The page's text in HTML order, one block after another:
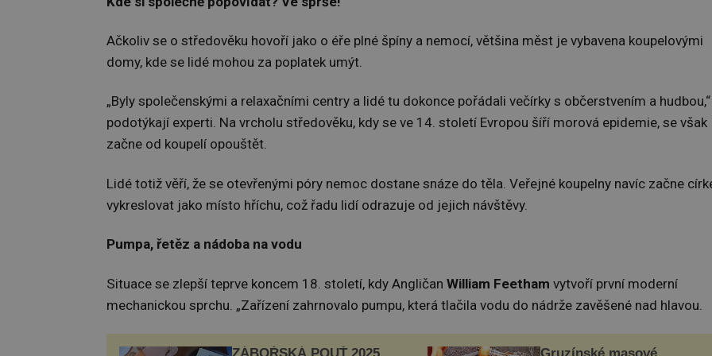
Ačkoliv se o středověku hovoří jako o éře plné špíny a nemocí, většina měst je vybavena koupelovými
domy, kde se lidé mohou za poplatek umýt.
„Byly společenskými a relaxačními centry a lidé tu dokonce pořádali večírky s občerstvením a hudbou,“
podotýkají experti. Na vrcholu středověku, kdy se ve 14. století Evropou šíří morová epidemie, se však
začne od koupelí opouštět.
Lidé totiž věří, že se otevřenými póry nemoc dostane snáze do těla. Veřejné koupelny navíc začne
vykreslovat jako místo hříchu, což řadu lidí odrazuje od jejich návštěvy.
Pumpa, řetěz a nádoba na vodu
Situace se zlepší teprve koncem 18. století, kdy Angličan William Feetham vytvoří první moderní
mechanickou sprchu. „Zařízení zahrnovalo pumpu, která tlačila vodu do nádrže zavěšené nad hlavou.